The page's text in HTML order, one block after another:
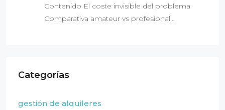
Contenido El coste invisible del problema
Comparativa amateur vs profesional…
Categorías
gestión de alquileres